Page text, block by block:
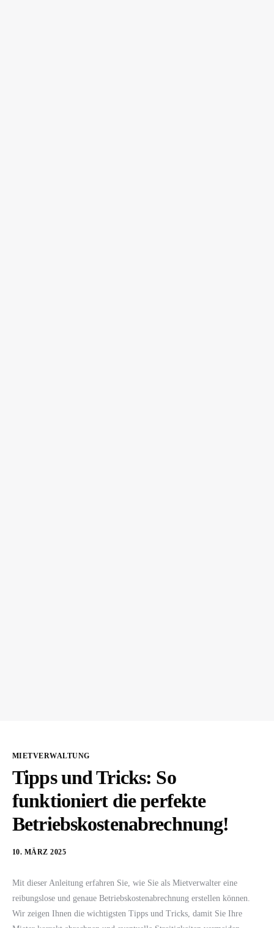
MIETVERWALTUNG
Tipps und Tricks: So
funktioniert die perfekte
Betriebskostenabrechnung!
10. MÄRZ 2025
Mit dieser Anleitung erfahren Sie, wie Sie als Mietverwalter eine
reibungslose und genaue Betriebskostenabrechnung erstellen können.
Wir zeigen Ihnen die wichtigsten Tipps und Tricks, damit Sie Ihre